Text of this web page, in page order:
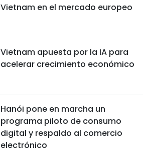
Vietnam en el mercado europeo
Vietnam apuesta por la IA para
acelerar crecimiento económico
Hanói pone en marcha un
programa piloto de consumo
digital y respaldo al comercio
electrónico